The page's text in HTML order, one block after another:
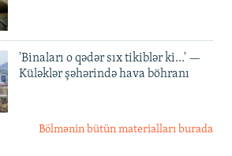
'Binaları o qədər sıx tikiblər ki...' —
Küləklər şəhərində hava böhranı
Bölmənin bütün materialları burada